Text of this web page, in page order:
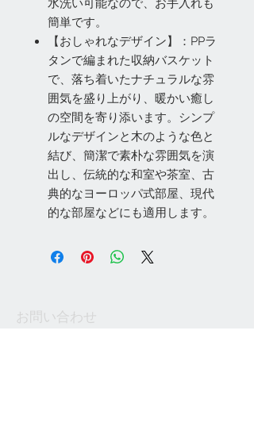
水洗い可能なので、お手入れも
簡単です。
【おしゃれなデザイン】：PPラ
タンで編まれた収納バスケット
で、落ち着いたナチュラルな雰
囲気を盛り上がり、暖かい癒し
の空間を寄り添います。シンプ
ルなデザインと木のような色と
結び、簡潔で素朴な雰囲気を演
出し、伝統的な和室や茶室、古
典的なヨーロッパ式部屋、現代
的な部屋などにも適用します。
お問い合わせ